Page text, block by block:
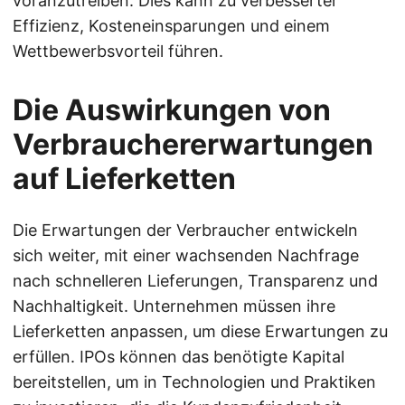
Effizienz, Kosteneinsparungen und einem
Wettbewerbsvorteil führen.
Die Auswirkungen von
Verbrauchererwartungen
auf Lieferketten
Die Erwartungen der Verbraucher entwickeln
sich weiter, mit einer wachsenden Nachfrage
nach schnelleren Lieferungen, Transparenz und
Nachhaltigkeit. Unternehmen müssen ihre
Lieferketten anpassen, um diese Erwartungen zu
erfüllen. IPOs können das benötigte Kapital
bereitstellen, um in Technologien und Praktiken